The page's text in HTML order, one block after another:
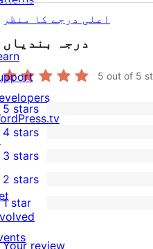
اعلی درجے کا منظر
درجہ بندیاں
5 out of 5
1
5-
star
review
5 stars
4-
star
reviews
4 stars
0
3-
star
3 stars
2-
2 stars
0
1-
1 star
Your review